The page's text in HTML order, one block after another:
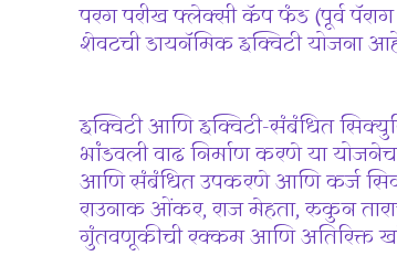
परग परीख फ्लेक्सी कॅप फंड (पूर्व
शेवटची डायनॅमिक इक्विटी योजना
इक्विटी आणि इक्विटी-संबंधित
भांडवली वाढ निर्माण करणे या
आणि संबंधित उपकरणे आणि कर्ज
राउनाक ओंकर, राज मेहता, रुकुन
गुंतवणूकीची रक्कम आणि अतिरिक्त